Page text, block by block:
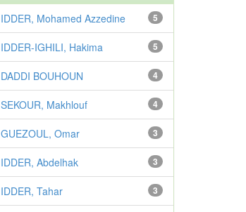
5
IDDER, Mohamed Azzedine
5
IDDER-IGHILI, Hakima
4
DADDI BOUHOUN
4
SEKOUR, Makhlouf
3
GUEZOUL, Omar
3
IDDER, Abdelhak
3
IDDER, Tahar